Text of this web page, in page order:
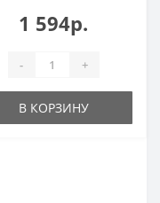
1 594р.
- +
В КОРЗИНУ